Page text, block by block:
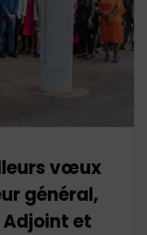
vœux
général,
Adjoint et